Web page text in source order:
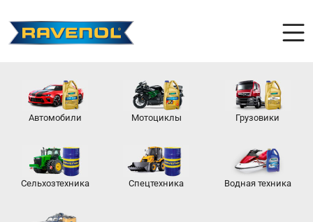
Автомобили Мотоциклы Грузовики
Сельхозтехника Спецтехника Водная техника